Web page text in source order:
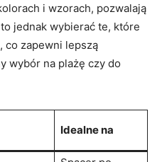
⁣i wzorach,‍ pozwalają⁢
jednak⁢ wybierać te, które
co‍ zapewni⁣ lepszą⁢
wybór na‍ plażę czy do
Idealne na